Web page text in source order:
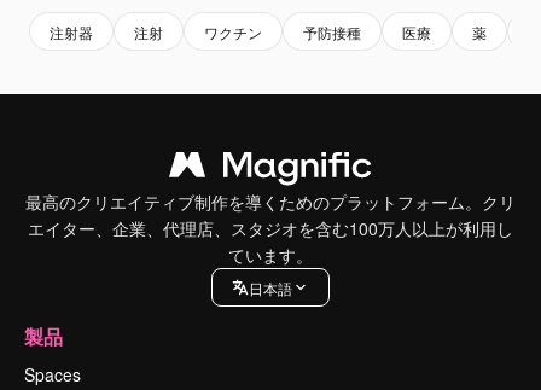
注射器 注射 ワクチン 予防接種 医療 薬
最高のクリエイティブ制作を導くためのプラットフォーム。クリ
エイター、企業、代理店、スタジオを含む100万人以上が利用し
ています。
日本語
製品
Spaces